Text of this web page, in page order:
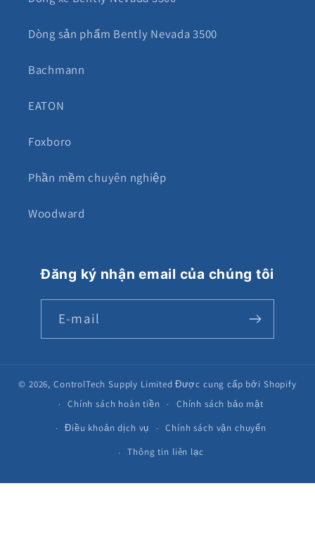
Dòng sản phẩm Bently Nevada 3500
Bachmann
EATON
Foxboro
Phần mềm chuyên nghiệp
Woodward
Đăng ký nhận email của chúng tôi
E-mail
© 2026,ControlTech Supply Limited Được cung cấp bởi Shopify
Chính sách hoàn tiền
Chính sách bảo mật
Điều khoản dịch vụ Chính sách vận chuyển
Thông tin liên lạc